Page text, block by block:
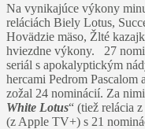
Na vynikajúce výkony
reláciách Biely Lotus,
Hovädzie mäso, Žlté
hviezdne výkony. 27
seriál s apokalyptickým
hercami Pedrom
zožal 24 nominácií. Za
White Lotus“ (tiež relácia
(z Apple TV+) s 21